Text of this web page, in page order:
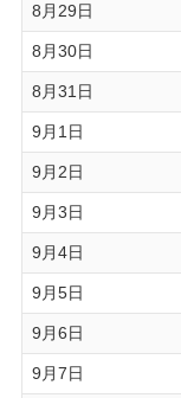
8月29日
8月30日
8月31日
9月1日
9月2日
9月3日
9月4日
9月5日
9月6日
9月7日